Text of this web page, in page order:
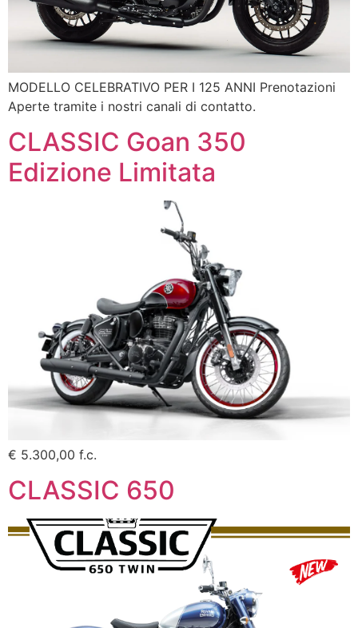
MODELLO CELEBRATIVO PER I 125 ANNI Prenotazioni
Aperte tramite i nostri canali di contatto.
CLASSIC Goan 350
Edizione Limitata
€ 5.300,00 f.c.
CLASSIC 650